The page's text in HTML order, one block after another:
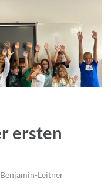
ersten
Leitner